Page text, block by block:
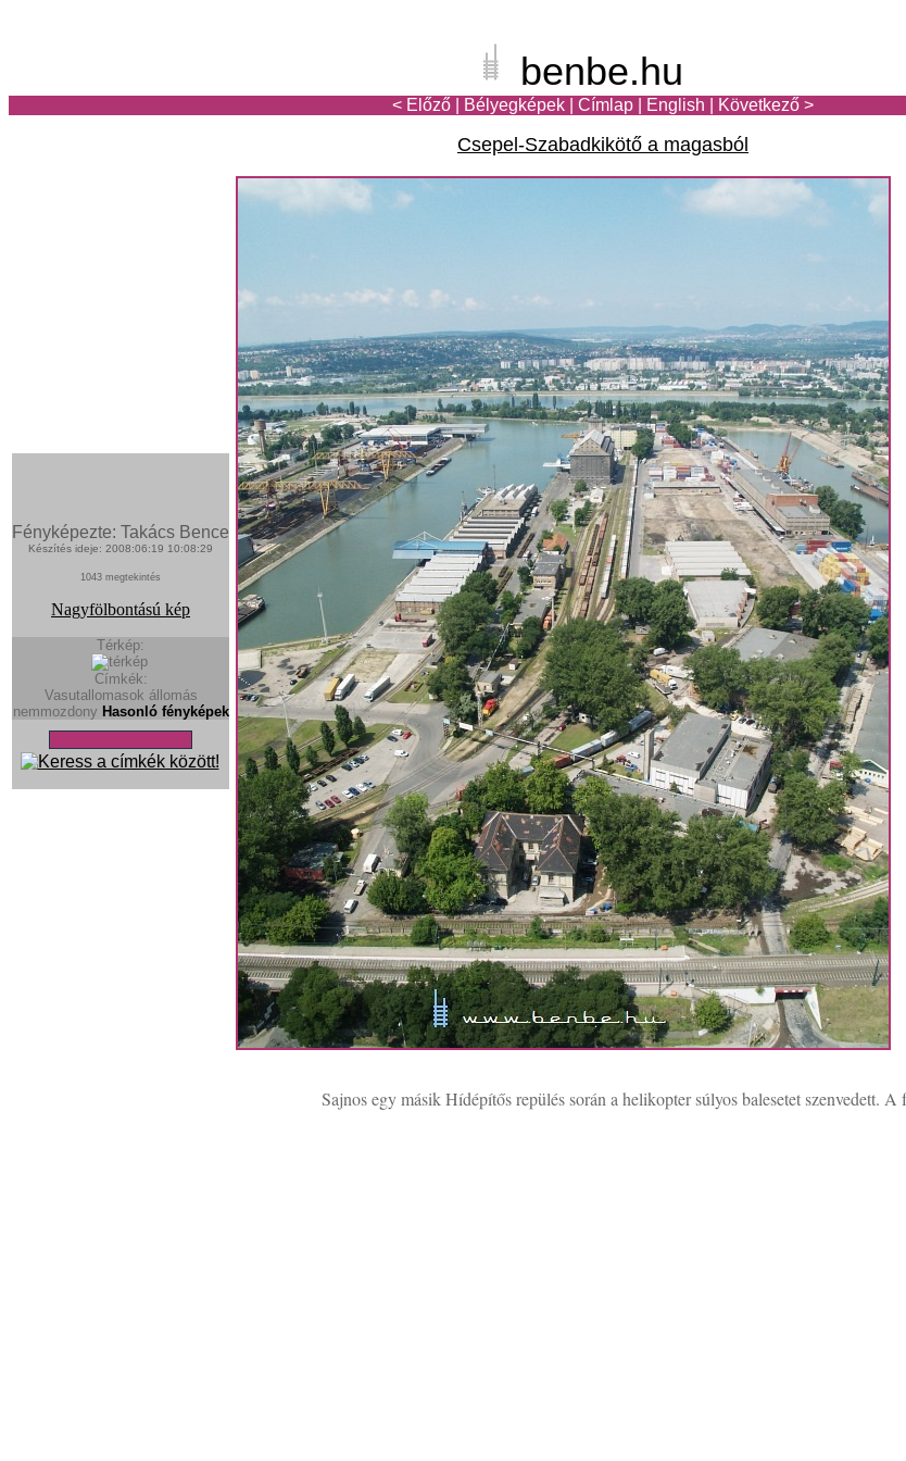
benbe.hu
< Előző Bélyegképek Címlap English Következő >
Csepel-Szabadkikötő a magasból
Fényképezte: Takács Bence
Készítés ideje: 2008:06:19 10:08:29
1043 megtekintés
Nagyfölbontású kép
Térkép:
Címkék:
Vasutallomasok állomás
nemmozdony Hasonló fényképek
Sajnos egy másik Hídépítős repülés során a helikopter súlyos balesetet szenvedett.